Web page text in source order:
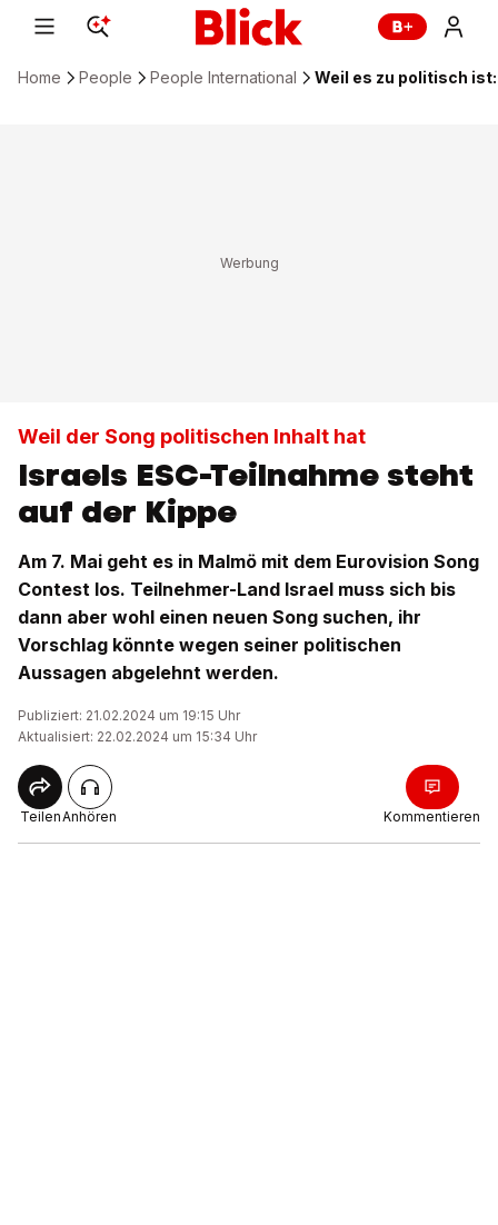
Home People People International Weil es zu politisch
Weil der Song politischen Inhalt hat
Israels ESC-Teilnahme steht
auf der Kippe
Am 7. Mai geht es in Malmö mit dem Eurovision Song
Contest los. Teilnehmer-Land Israel muss sich bis
dann aber wohl einen neuen Song suchen, ihr
Vorschlag könnte wegen seiner politischen
Aussagen abgelehnt werden.
Publiziert: 21.02.2024 um 19:15 Uhr
Aktualisiert: 22.02.2024 um 15:34 Uhr
TeilenAnhören Kommentieren